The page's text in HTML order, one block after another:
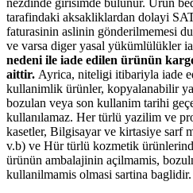
tarafindaki aksakliklardan dolayi
faturasinin aslinin gönderilmemesi
ve varsa diger yasal yükümlülükler
nedeni ile iade edilen ürünün
aittir. Ayrica, niteligi itibariyla iade
kullanimlik ürünler, kopyalanabilir
bozulan veya son kullanim tarihi
kullanılamaz. Her türlü yazilim ve
kasetler, Bilgisayar ve kirtasiye sarf
v.b) ve Hür türlü kozmetik
ürünün ambalajinin açilmamis,
kullanilmamis olmasi sartina baglidir.